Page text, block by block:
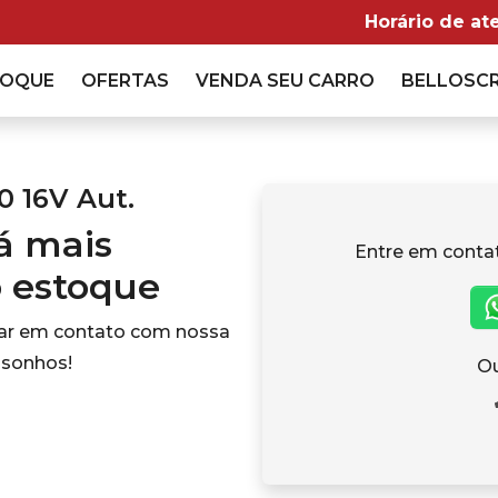
Horário de
OFERTAS VENDA SEU CARRO
16V Aut.
mais
estoque
em contato com nossa
Entre em